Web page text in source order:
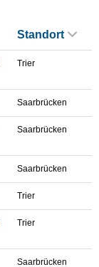
Standort
Trier
Saarbrücken
Saarbrücken
Saarbrücken
Trier
Trier
Saarbrücken